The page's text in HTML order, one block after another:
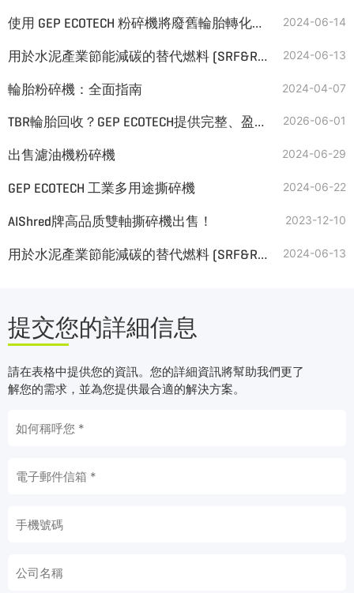
使用 GEP ECOTECH 粉碎機將廢舊輪胎轉化為 TDF 2024-06-14
用於水泥產業節能減碳的替代燃料 (SRF&RDF) 2024-06-13
輪胎粉碎機：全面指南 2024-04-07
TBR輪胎回收？GEP ECOTECH提供完整、盈利的解決方案 2026-06-01
出售濾油機粉碎機 2024-06-29
GEP ECOTECH 工業多用途撕碎機 2024-06-22
AIShred牌高品质雙軸撕碎機出售！ 2023-12-10
用於水泥產業節能減碳的替代燃料 (SRF&RDF) 2024-06-13
提交您的詳細信息
請在表格中提供您的資訊。您的詳細資訊將幫助我們更了
解您的需求，並為您提供最合適的解決方案。